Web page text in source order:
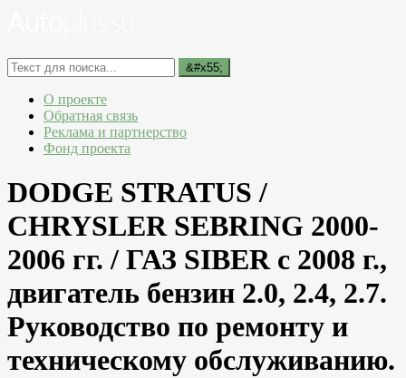
О проекте
Обратная связь
Реклама и партнерство
Фонд проекта
DODGE STRATUS /
CHRYSLER SEBRING 2000-
2006 гг. / ГАЗ SIBER с 2008 г.,
двигатель бензин 2.0, 2.4, 2.7.
Руководство по ремонту и
техническому обслуживанию.